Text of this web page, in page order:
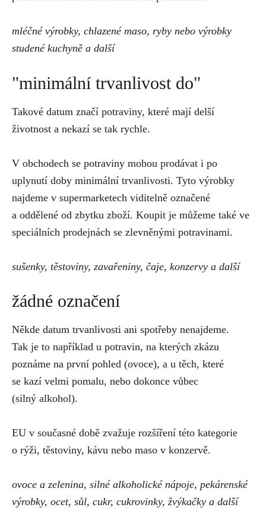
mléčné výrobky, chlazené maso, ryby nebo výrobky
studené kuchyně a další
"minimální trvanlivost do"
Takové datum značí potraviny, které mají delší
životnost a nekazí se tak rychle.
V obchodech se potraviny mohou prodávat i po
uplynutí doby minimální trvanlivosti. Tyto výrobky
najdeme v supermarketech viditelně označené
a oddělené od zbytku zboží. Koupit je můžeme také ve
speciálních prodejnách se zlevněnými potravinami.
sušenky, těstoviny, zavařeniny, čaje, konzervy a další
žádné označení
Někde datum trvanlivosti ani spotřeby nenajdeme.
Tak je to například u potravin, na kterých zkázu
poznáme na první pohled (ovoce), a u těch, které
se kazí velmi pomalu, nebo dokonce vůbec
(silný alkohol).
EU v současné době zvažuje rozšíření této kategorie
o rýži, těstoviny, kávu nebo maso v konzervě.
ovoce a zelenina, silné alkoholické nápoje, pekárenské
výrobky, ocet, sůl, cukr, cukrovinky, žvýkačky a další